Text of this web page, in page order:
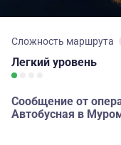
Сложность маршрута
Легкий уровень
Сообщение от
Автобусная в